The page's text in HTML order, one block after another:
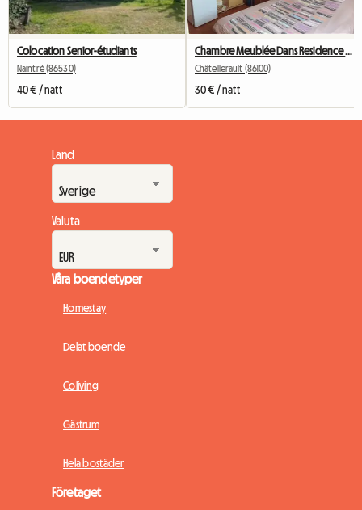
Colocation Senior-étudiants
Naintré (86530)
40 € / natt
Chambre Meublée Dans Residence - Chatellerault
Châtellerault (86100)
30 € / natt
Land
Valuta
Våra boendetyper
Homestay
Delat boende
Coliving
Gästrum
Hela bostäder
Företaget